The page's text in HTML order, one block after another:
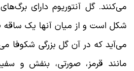
می‌کنند. گل آنتوریوم دارای
شکل است و از میان آنها یک
می‌آید که در آن گل بزرگی شکوفا
مانند قرمز، صورتی، بنفش و